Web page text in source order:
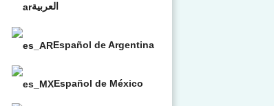
العربية
Español de Argentina
Español de México